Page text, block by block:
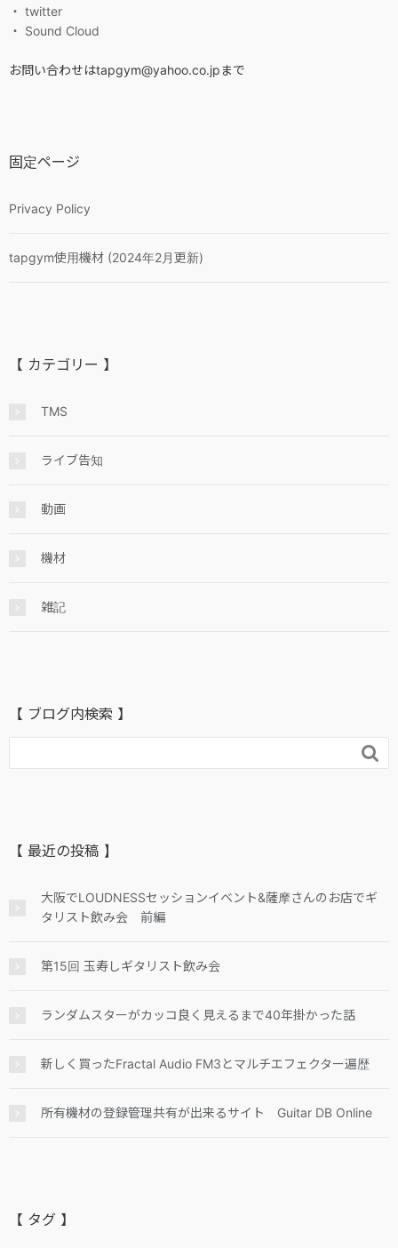
・ twitter
・ Sound Cloud
お問い合わせはtapgym@yahoo.co.jpまで
固定ページ
Privacy Policy
tapgym使用機材 (2024年2月更新)
【 カテゴリー 】
TMS
ライブ告知
動画
機材
雑記
【 ブログ内検索 】

【 最近の投稿 】
大阪でLOUDNESSセッションイベント&薩摩さんのお店でギ
タリスト飲み会 前編
第15回 玉寿しギタリスト飲み会
ランダムスターがカッコ良く見えるまで40年掛かった話
新しく買ったFractal Audio FM3とマルチエフェクター遍歴
所有機材の登録管理共有が出来るサイト Guitar DB Online
【 タグ 】